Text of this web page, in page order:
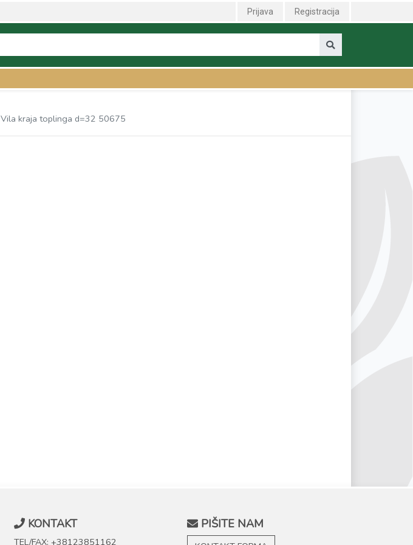
Prijava Registracija
Vila kraja toplinga d=32 50675
KONTAKT
TEL/FAX: +38123851162
PIŠITE NAM